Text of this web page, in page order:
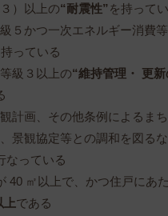
）以上の“耐震性” を持って
５かつ一次エネルギー消費
っている
級３以上の“維持管理・ 更
計画、その他条例によるま
景観協定等との調和を図る
なっている
40 ㎡以上で、かつ住戸にあ
上である